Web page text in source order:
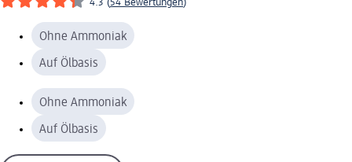
Ohne Ammoniak
Auf Ölbasis
Ohne Ammoniak
Auf Ölbasis